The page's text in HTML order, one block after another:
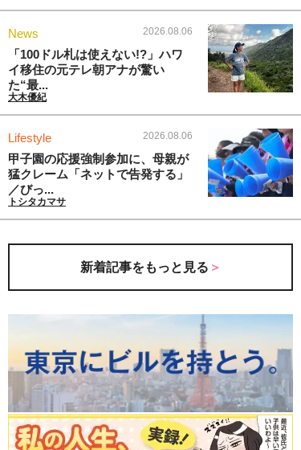
News 2026.08.06
「100ドル札は使えない!?」ハワ
イ移住の元テレ朝アナが驚い
た“最...
大木優紀
Lifestyle 2026.08.06
甲子園の応援強制参加に、母親が
猛クレーム「ネットで告発する」
／びっ...
トシタカマサ
新着記事をもっと見る